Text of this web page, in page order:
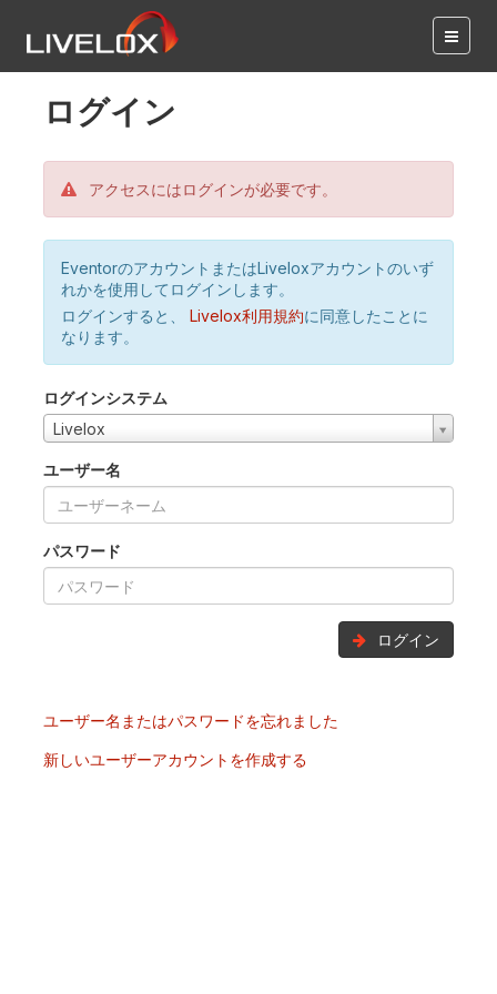
ログイン
アクセスにはログインが必要です。
EventorのアカウントまたはLiveloxアカウントのいず
れかを使用してログインします。
ログインすると、
Livelox利用規約に同意したことに
なります。
ログインシステム
Livelox
ユーザー名
パスワード
ログイン
ユーザー名またはパスワードを忘れました
新しいユーザーアカウントを作成する